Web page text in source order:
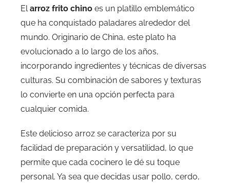
Elarroz frito chino es un platillo emblemático
que ha conquistado paladares alrededor del
mundo. Originario de China, este plato ha
evolucionado a lo largo de los años,
incorporando ingredientes y técnicas de diversas
culturas. Su combinación de sabores y texturas
lo convierte en una opción perfecta para
cualquier comida.
Este delicioso arroz se caracteriza por su
facilidad de preparación y versatilidad, lo que
permite que cada cocinero le dé su toque
personal. Ya sea que decidas usar pollo, cerdo,